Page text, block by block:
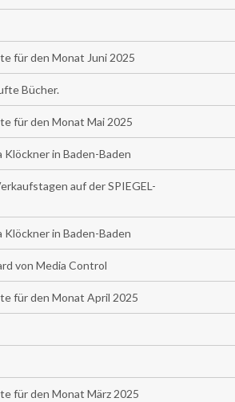
für den Monat Juni 2025
Bücher.
für den Monat Mai 2025
Klöckner in Baden-Baden
auf der SPIEGEL-
Klöckner in Baden-Baden
von Media Control
für den Monat April 2025
für den Monat März 2025